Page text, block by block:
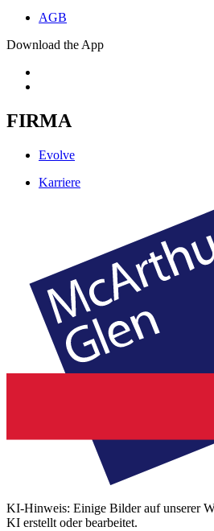
AGB
Download the App
FIRMA
Evolve
Karriere
KI-Hinweis: Einige Bilder auf unserer
KI erstellt oder bearbeitet.